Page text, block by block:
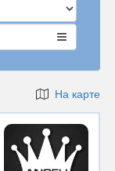
На карте